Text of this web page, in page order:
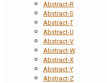
Abstract-R
Abstract-S
Abstract-T
Abstract-U
Abstract-V
Abstract-W
Abstract-X
Abstract-Y
Abstract-Z